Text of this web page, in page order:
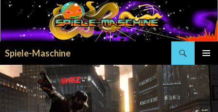
Spiele-Maschine
MENU
CONTENT